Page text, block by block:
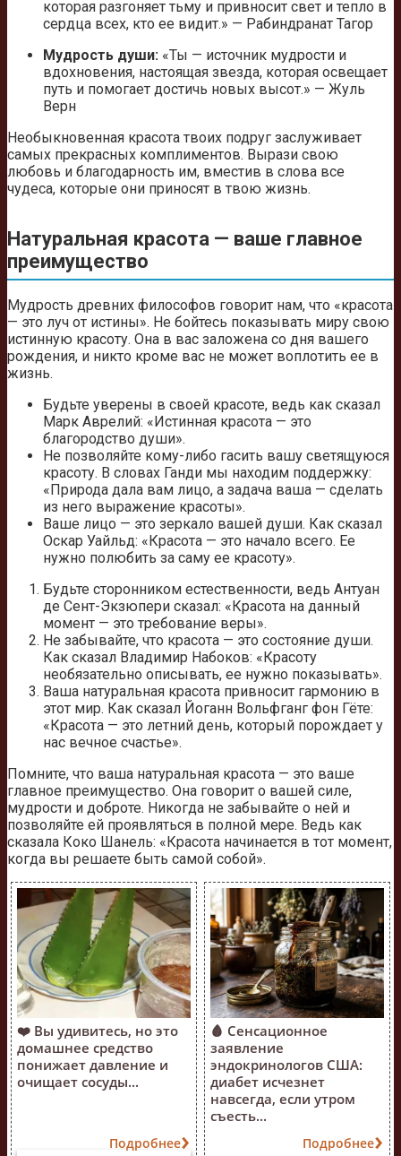
которая разгоняет тьму и привносит свет и тепло в
сердца всех, кто ее видит.» — Рабиндранат Тагор
Мудрость души: «Ты — источник мудрости и
вдохновения, настоящая звезда, которая освещает
путь и помогает достичь новых высот.» — Жуль
Верн
Необыкновенная красота твоих подруг заслуживает
самых прекрасных комплиментов. Вырази свою
любовь и благодарность им, вместив в слова все
чудеса, которые они приносят в твою жизнь.
Натуральная красота — ваше главное
преимущество
Мудрость древних философов говорит нам, что «красота
— это луч от истины». Не бойтесь показывать миру свою
истинную красоту. Она в вас заложена со дня вашего
рождения, и никто кроме вас не может воплотить ее в
жизнь.
Будьте уверены в своей красоте, ведь как сказал
Марк Аврелий: «Истинная красота — это
благородство души».
Не позволяйте кому-либо гасить вашу светящуюся
красоту. В словах Ганди мы находим поддержку:
«Природа дала вам лицо, а задача ваша — сделать
из него выражение красоты».
Ваше лицо — это зеркало вашей души. Как сказал
Оскар Уайльд: «Красота — это начало всего. Ее
нужно полюбить за саму ее красоту».
Будьте сторонником естественности, ведь Антуан
де Сент-Экзюпери сказал: «Красота на данный
момент — это требование веры».
Не забывайте, что красота — это состояние души.
Как сказал Владимир Набоков: «Красоту
необязательно описывать, ее нужно показывать».
Ваша натуральная красота привносит гармонию в
этот мир. Как сказал Йоганн Вольфганг фон Гёте:
«Красота — это летний день, который порождает у
нас вечное счастье».
Помните, что ваша натуральная красота — это ваше
главное преимущество. Она говорит о вашей силе,
мудрости и доброте. Никогда не забывайте о ней и
позволяйте ей проявляться в полной мере. Ведь как
сказала Коко Шанель: «Красота начинается в тот момент,
когда вы решаете быть самой собой».
❤️ Вы удивитесь, но это
домашнее средство
понижает давление и
очищает сосуды...
Подробнее
🩸 Сенсационное
заявление
эндокринологов США:
диабет исчезнет
навсегда, если утром
съесть...
Подробнее